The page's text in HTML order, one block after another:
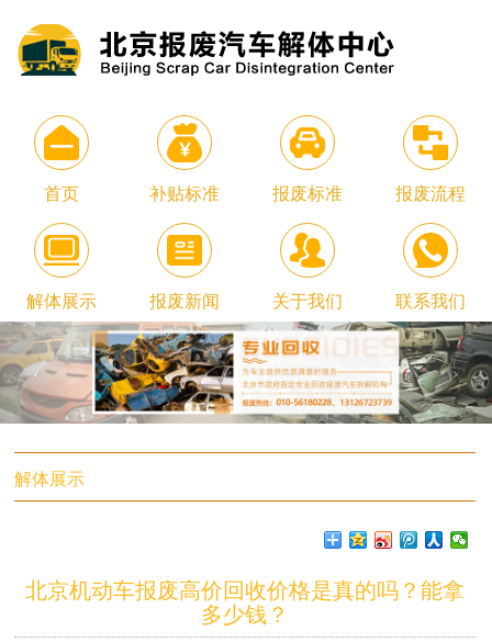
首页 补贴标准 报废标准 报废流程
解体展示 报废新闻 关于我们 联系我们
解体展示
北京机动车报废高价回收价格是真的吗？能拿
多少钱？